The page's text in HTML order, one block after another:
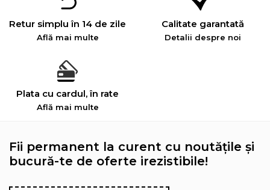
Retur simplu în 14 de zile
Află mai multe
Calitate garantată
Detalii despre noi
Plata cu cardul, în rate
Află mai multe
Fii permanent la curent cu noutățile și
bucură-te de oferte irezistibile!